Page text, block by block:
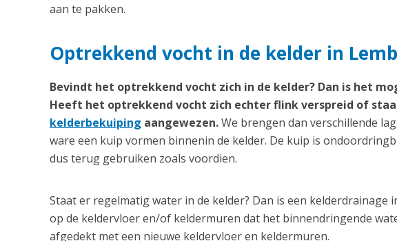
aan te pakken.
Optrekkend vocht in de kelder in
Bevindt het optrekkend vocht zich in de kelder? Dan is het
Heeft het optrekkend vocht zich echter flink verspreid of
kelderbekuiping aangewezen.We brengen dan verschillende
ware een kuip vormen binnenin de kelder. De kuip is
dus terug gebruiken zoals voordien.
Staat er regelmatig water in de kelder? Dan is een kelderdrainage
op de keldervloer en/of keldermuren dat het binnendringende
afgedekt met een nieuwe keldervloer en keldermuren.